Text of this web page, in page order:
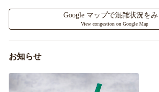
Google マップで混雑状況をみ
View congestion on Google Map
お知らせ